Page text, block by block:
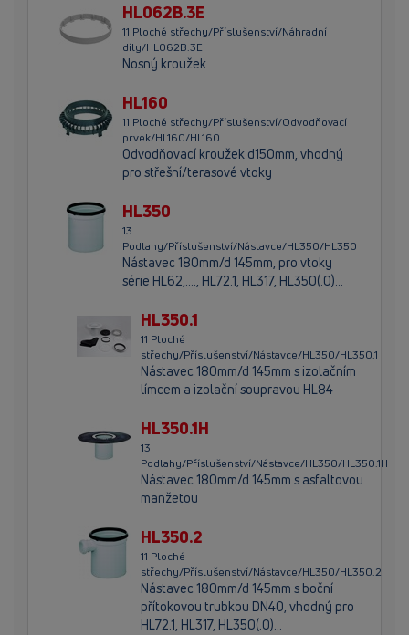
HL062B.3E
11 Ploché střechy/Příslušenství/Náhradní
díly/HL062B.3E
Nosný kroužek
HL160
11 Ploché střechy/Příslušenství/Odvodňovací
prvek/HL160/HL160
Odvodňovací kroužek d150mm, vhodný
pro střešní/terasové vtoky
HL350
13
Podlahy/Příslušenství/Nástavce/HL350/HL350
Nástavec 180mm/d 145mm, pro vtoky
série HL62,...., HL72.1, HL317, HL350(.0)…
HL350.1
11 Ploché
střechy/Příslušenství/Nástavce/HL350/HL350.1
Nástavec 180mm/d 145mm s izolačním
límcem a izolační soupravou HL84
HL350.1H
13
Podlahy/Příslušenství/Nástavce/HL350/HL350.1H
Nástavec 180mm/d 145mm s asfaltovou
manžetou
HL350.2
11 Ploché
střechy/Příslušenství/Nástavce/HL350/HL350.2
Nástavec 180mm/d 145mm s boční
přítokovou trubkou DN40, vhodný pro
HL72.1, HL317, HL350(.0)...